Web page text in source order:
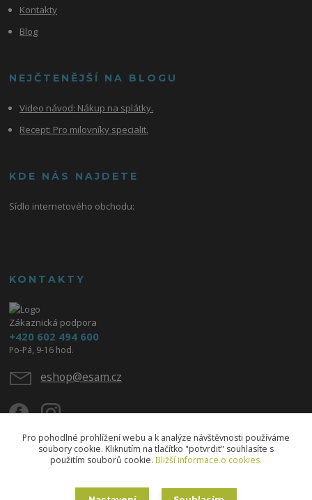
Kontakty
Blog
NEJČTENĚJŠÍ NA BLOGU
Video návod: Nákup na splátky.
Recept: Pro milovníky specialit.
KDE NÁS NAJDETE
Sídlo internetového obchodu:
KONTAKTY
Zákaznická podpora
+420 602 494 600
Po-Pá, 9-16 hod.
eshop@esam.cz
Pro pohodlné prohlížení webu a k analýze návštěvnosti používáme
soubory cookie. Kliknutím na tlačítko "potvrdit" souhlasíte s
použitím souborů cookie. Bližší informace o cookies.